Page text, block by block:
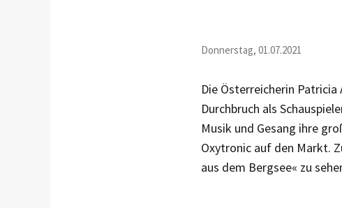
Donnerstag, 01.07.2021
Die Österreicherin
Durchbruch als
Musik und Gesang ihre
Oxytronic auf den Markt.
aus dem Bergsee« zu